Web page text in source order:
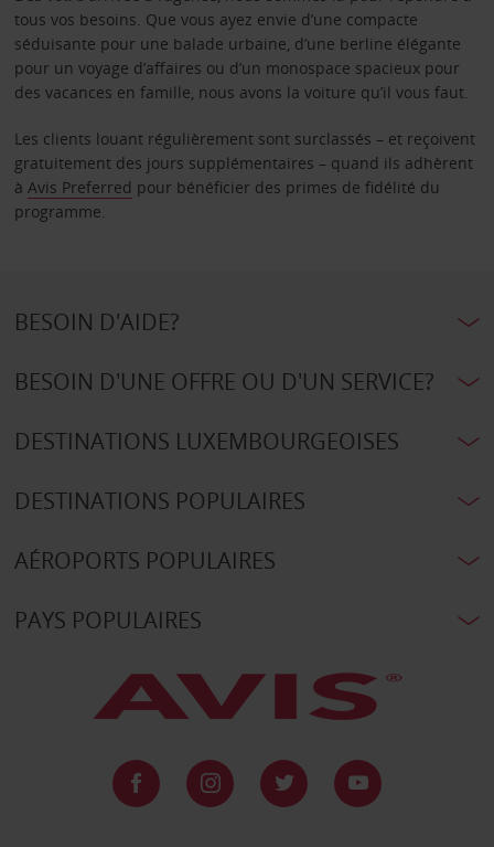
tous vos besoins. Que vous ayez envie d’une compacte
séduisante pour une balade urbaine, d’une berline élégante
pour un voyage d’affaires ou d’un monospace spacieux pour
des vacances en famille, nous avons la voiture qu’il vous faut.
Les clients louant régulièrement sont surclassés – et reçoivent
gratuitement des jours supplémentaires – quand ils adhèrent
à Avis Preferred pour bénéficier des primes de fidélité du
programme.
BESOIN D'AIDE?
BESOIN D'UNE OFFRE OU D'UN SERVICE?
DESTINATIONS LUXEMBOURGEOISES
DESTINATIONS POPULAIRES
AÉROPORTS POPULAIRES
PAYS POPULAIRES